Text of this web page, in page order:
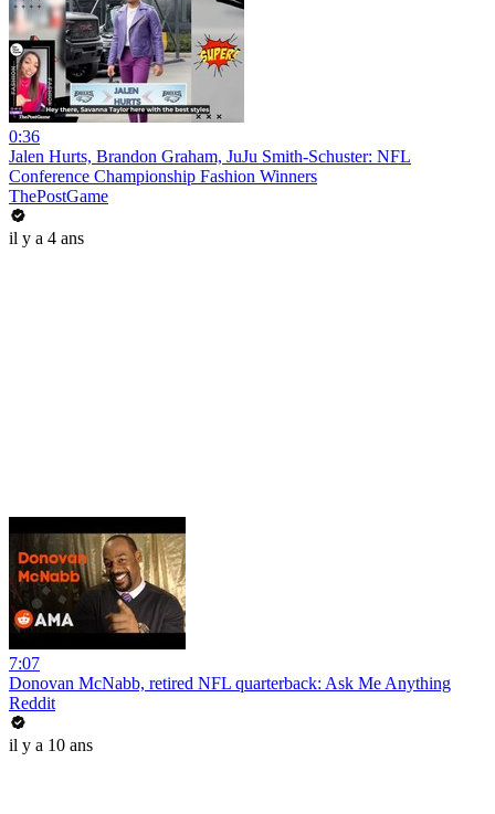
0:36
Jalen Hurts, Brandon Graham, JuJu Smith-Schuster: NFL
Conference Championship Fashion Winners
ThePostGame
il y a 4 ans
7:07
Donovan McNabb, retired NFL quarterback: Ask Me Anything
Reddit
il y a 10 ans